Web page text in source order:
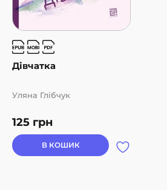
Дівчатка
125 грн
Уляна Глібчук
В КОШИК